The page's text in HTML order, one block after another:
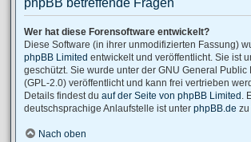
phpBB betreffende Fragen
Wer hat diese Forensoftware entwickelt?
Diese Software (in ihrer unmodifizierten Fassung)
phpBB Limited entwickelt und veröffentlicht. Sie ist
geschützt. Sie wurde unter der GNU General Public
(GPL-2.0) veröffentlicht und kann frei vertrieben
Details findest du auf der Seite von phpBB Limited .
deutschsprachige Anlaufstelle ist unter phpBB.de
Nach oben